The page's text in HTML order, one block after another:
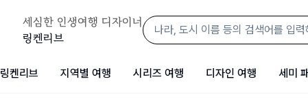
세심한 인생여행 디자이너
링켄리브
링켄리브 지역별 여행 시리즈 여행 디자인 여행 세미